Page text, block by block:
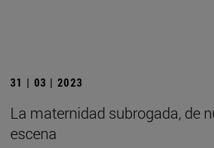
31 | 03 | 2023
La maternidad subrogada, de
escena